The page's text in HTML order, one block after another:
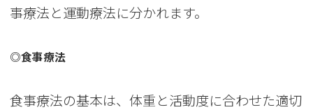
事療法と運動療法に分かれます。
◎食事療法
食事療法の基本は、体重と活動度に合わせた適切